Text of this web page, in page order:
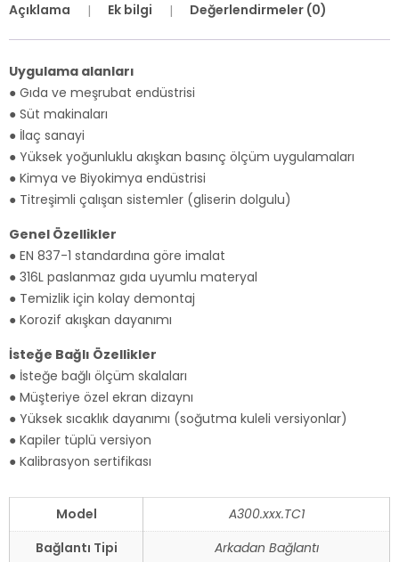
Açıklama Ek bilgi Değerlendirmeler (0)
Uygulama alanları
● Gıda ve meşrubat endüstrisi
● Süt makinaları
● İlaç sanayi
● Yüksek yoğunluklu akışkan basınç ölçüm uygulamaları
● Kimya ve Biyokimya endüstrisi
● Titreşimli çalışan sistemler (gliserin dolgulu)
Genel Özellikler
● EN 837-1 standardına göre imalat
● 316L paslanmaz gıda uyumlu materyal
● Temizlik için kolay demontaj
● Korozif akışkan dayanımı
İsteğe Bağlı Özellikler
● İsteğe bağlı ölçüm skalaları
● Müşteriye özel ekran dizaynı
● Yüksek sıcaklık dayanımı (soğutma kuleli versiyonlar)
● Kapiler tüplü versiyon
● Kalibrasyon sertifikası
Model
A300.xxx.TC1
Bağlantı Tipi
Arkadan Bağlantı